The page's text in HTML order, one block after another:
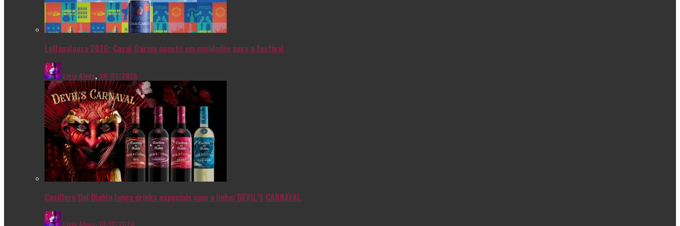
Lollapalooza 2026: Casal Garcia aposta em novidades para o festival
Livia Alves, 20/03/2026
Casillero Del Diablo lança drinks especiais com a linha: DEVIL’S CARNAVAL
Livia Alves 13/12/2024